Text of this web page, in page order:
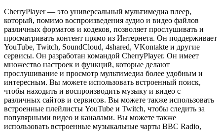
CherryPlayer — это универсальный мультимедиа плеер,
который, помимо воспроизведения аудио и видео файлов
различных форматов и кодеков, позволяет прослушивать и
просматривать контент прямо из Интернета. Он поддерживает
YouTube, Twitch, SoundCloud, 4shared, VKontakte и другие
сервисы. Он разработан командой CherryPlayer. Он имеет
множество настроек и функций, которые делают
прослушивание и просмотр мультимедиа более удобным и
интересным. Вы можете использовать встроенный поиск,
чтобы находить и воспроизводить музыку и видео с
различных сайтов и сервисов. Вы можете также использовать
встроенные плейлисты YouTube и Twitch, чтобы следить за
популярными видео и каналами. Вы можете также
использовать встроенные музыкальные чарты BBC Radio,